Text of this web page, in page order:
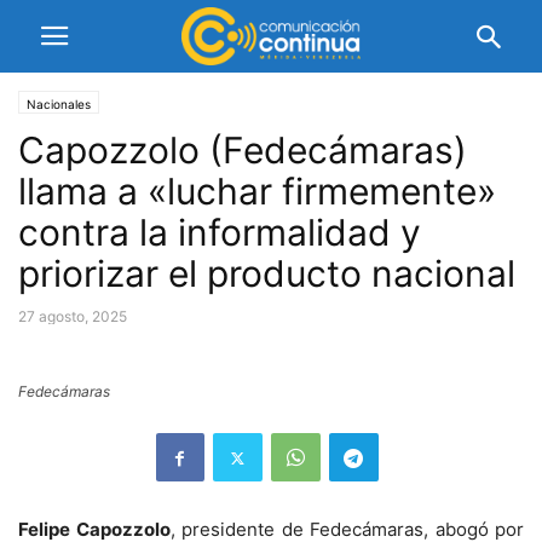
Nacionales
Capozzolo (Fedecámaras)
llama a «luchar firmemente»
contra la informalidad y
priorizar el producto nacional
27 agosto, 2025
Fedecámaras
Felipe Capozzolo, presidente de Fedecámaras, abogó por